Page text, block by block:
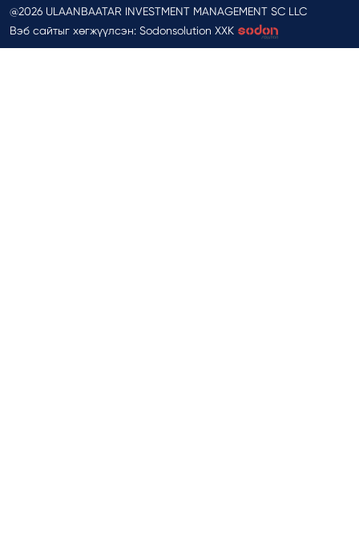
@2026 ULAANBAATAR INVESTMENT MANAGEMENT SC LLC
Вэб сайтыг хөгжүүлсэн: Sodonsolution ХХК